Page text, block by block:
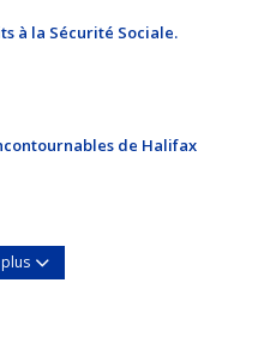
à la Sécurité Sociale.
de Halifax